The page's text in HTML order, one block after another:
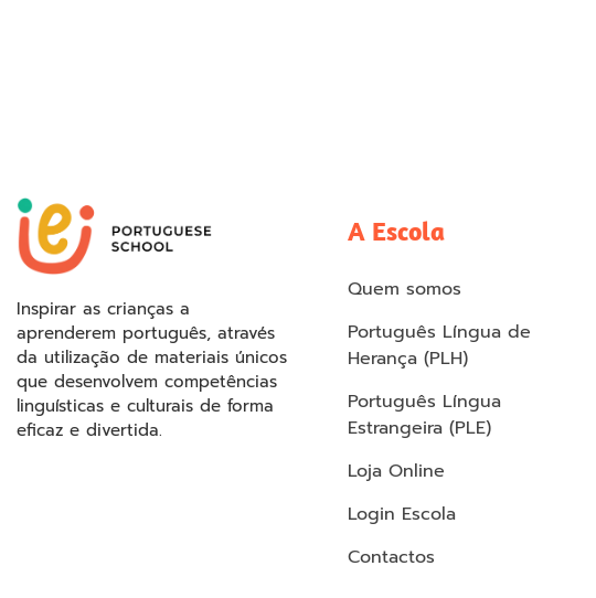
Inspirar as crianças a
aprenderem português, através
da utilização de materiais únicos
que desenvolvem competências
linguísticas e culturais de forma
eficaz e divertida.
A Escola
Quem somos
Português Língua de
Herança (PLH)
Português Língua
Estrangeira (PLE)
Loja Online
Login Escola
Contactos